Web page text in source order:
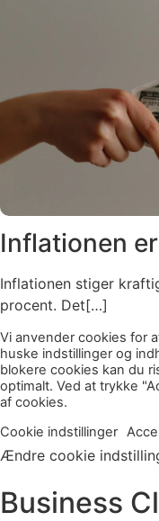
Inflationen
Inflationen stiger
procent. Det[…]
Business
Vi anvender cookies for
huske indstillinger og
blokere cookies kan du
optimalt. Ved at trykke
af cookies.
Cookie indstillinger
Ændre cookie